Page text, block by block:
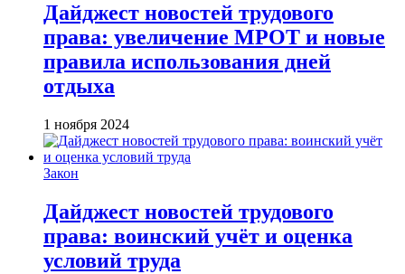
Дайджест новостей трудового
права: увеличение МРОТ и новые
правила использования дней
отдыха
1 ноября 2024
Закон
Дайджест новостей трудового
права: воинский учёт и оценка
условий труда